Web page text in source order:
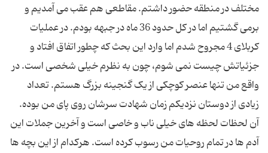
مختلف در منطقه حضور داشتم. مقاطعی هم عقب می آمدیم و
برمی گشتیم اما در کل حدود 36 ماه در جبهه بودم. در عملیات
کربلای 4 مجروح شدم اما وارد این بحث که چطور اتفاق افتاد و
جزئیاتش چیست نمی شوم، چون به نظرم خیلی شخصی است. در
واقع من تنها عنصر کوچکی از یک گنجینه بزرگ هستم. تعداد
زیادی از دوستان نزدیکم زمان شهادت سرشان روی پای من بوده.
آن لحظات لحظه های خیلی ناب و خاصی است و آخرین جملات این
آدم ها در تمام روحیات من رسوب کرده است. هرکدام از این بچه ها